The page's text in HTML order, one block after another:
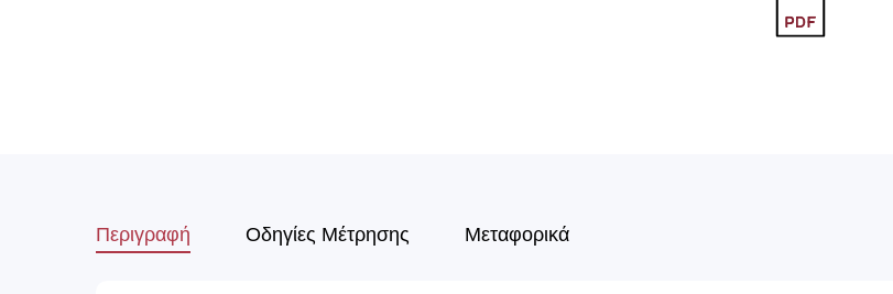
Περιγραφή Οδηγίες Μέτρησης Μεταφορικά